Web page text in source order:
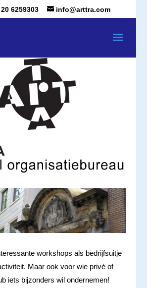
6259303 info@arttra.com
workshops als bedrijfsuitje
Maar ook voor wie privé of
iets bijzonders wil ondernemen!